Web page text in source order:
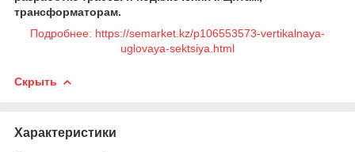
трансформаторам.
Подробнее: https://semarket.kz/p106553573-vertikalnaya-
uglovaya-sektsiya.html
Скрыть
Характеристики